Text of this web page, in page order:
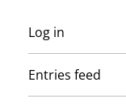
Log in
Entries feed